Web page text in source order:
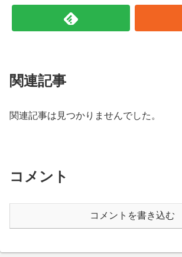
関連記事
関連記事は見つかりませんでした。
コメント
コメントを書き込む